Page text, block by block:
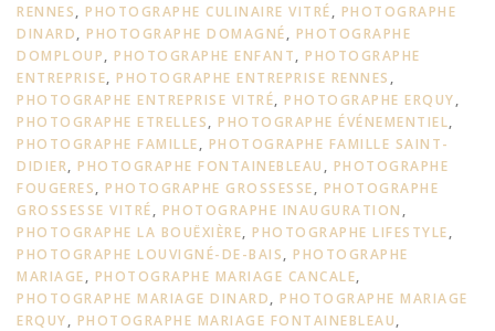
RENNES, PHOTOGRAPHE CULINAIRE VITRÉ, PHOTOGRAPHE
DINARD, PHOTOGRAPHE DOMAGNÉ, PHOTOGRAPHE
DOMPLOUP, PHOTOGRAPHE ENFANT, PHOTOGRAPHE
ENTREPRISE, PHOTOGRAPHE ENTREPRISE RENNES ,
PHOTOGRAPHE ENTREPRISE VITRÉ, PHOTOGRAPHE ERQUY,
PHOTOGRAPHE ETRELLES, PHOTOGRAPHE ÉVÉNEMENTIEL,
PHOTOGRAPHE FAMILLE, PHOTOGRAPHE FAMILLE SAINT-
DIDIER, PHOTOGRAPHE FONTAINEBLEAU , PHOTOGRAPHE
FOUGERES, PHOTOGRAPHE GROSSESSE, PHOTOGRAPHE
GROSSESSE VITRÉ, PHOTOGRAPHE INAUGURATION ,
PHOTOGRAPHE LA BOUËXIÈRE, PHOTOGRAPHE LIFESTYLE,
PHOTOGRAPHE LOUVIGNÉ-DE-BAIS, PHOTOGRAPHE
MARIAGE, PHOTOGRAPHE MARIAGE CANCALE,
PHOTOGRAPHE MARIAGE DINARD, PHOTOGRAPHE MARIAGE
ERQUY, PHOTOGRAPHE MARIAGE FONTAINEBLEAU,